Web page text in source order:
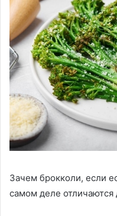
Зачем брокколи, если
самом деле